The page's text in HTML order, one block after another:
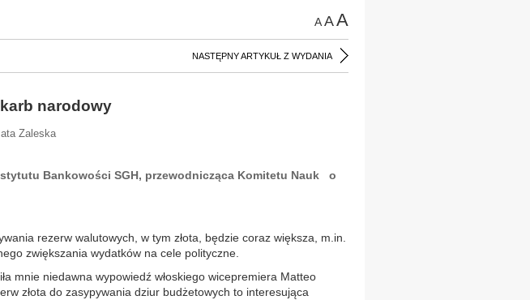
AAA
NASTĘPNY ARTYKUŁ Z WYDANIA
narodowy
Zaleska
Bankowości SGH, przewodnicząca Komitetu Nauk o
rezerw walutowych, w tym złota, będzie coraz większa, m.in.
zwiększania wydatków na cele polityczne.
mnie niedawna wypowiedź włoskiego wicepremiera Matteo
złota do zasypywania dziur budżetowych to interesująca